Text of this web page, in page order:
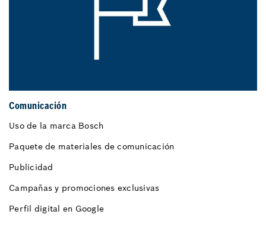
Comunicación
Uso de la marca Bosch
Paquete de materiales de comunicación
Publicidad
Campañas y promociones exclusivas
Perfil digital en Google